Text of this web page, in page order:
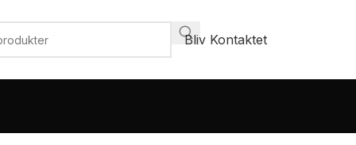
Bliv Kontaktet